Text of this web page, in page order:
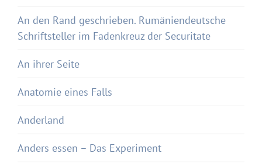
An den Rand geschrieben. Rumäniendeutsche
Schriftsteller im Fadenkreuz der Securitate
An ihrer Seite
Anatomie eines Falls
Anderland
Anders essen – Das Experiment